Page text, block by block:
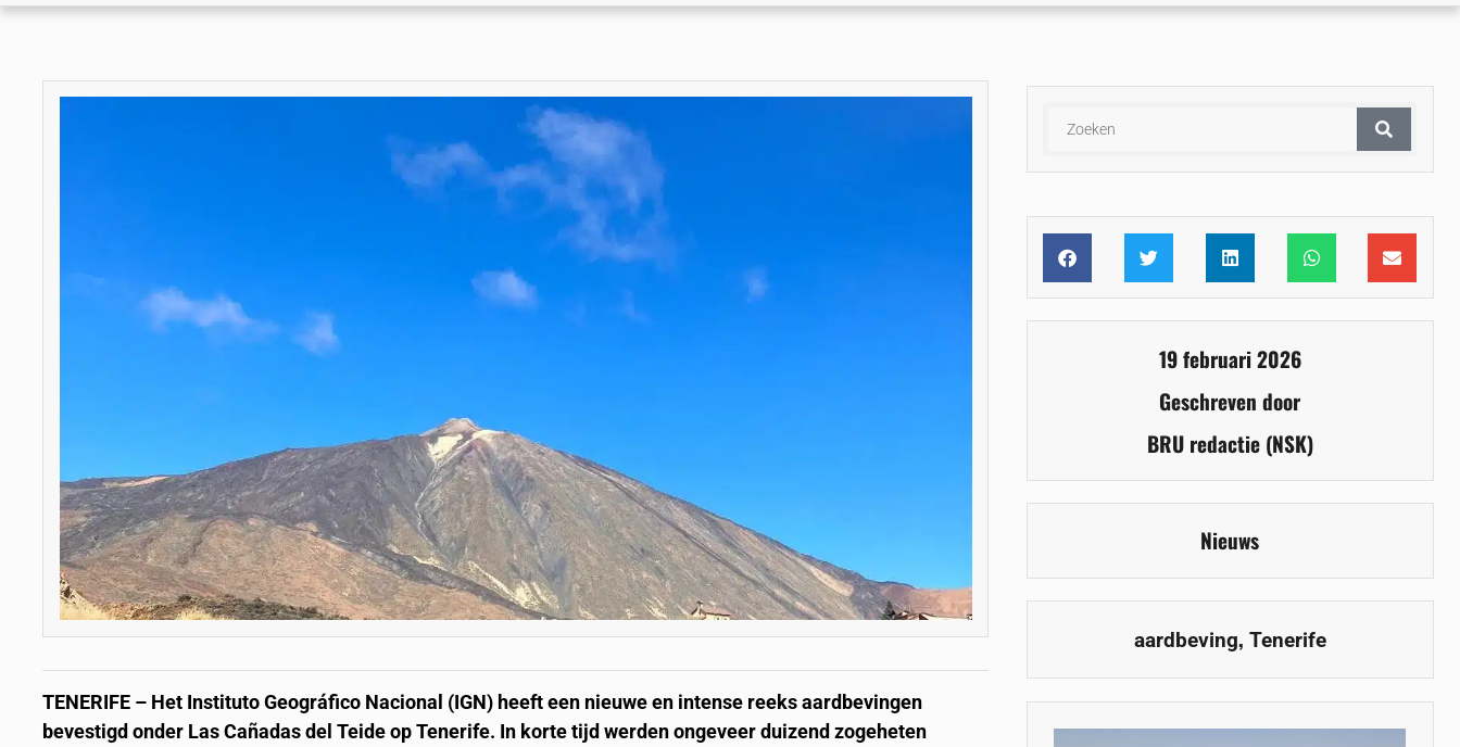
TENERIFE – Het Instituto Geográfico Nacional (IGN) heeft een nieuwe en intense reeks aardbevingen
bevestigd onder Las Cañadas del Teide op Tenerife. In korte tijd werden ongeveer duizend zogeheten
19 februari 2026
Geschreven door
BRU redactie (NSK)
Nieuws
aardbeving, Tenerife